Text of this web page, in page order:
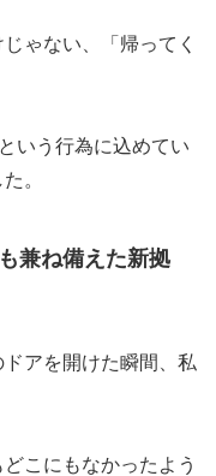
ゃない、「帰ってく
いう行為に込めてい
。
兼ね備えた新拠
アを開けた瞬間、私
こにもなかったよう